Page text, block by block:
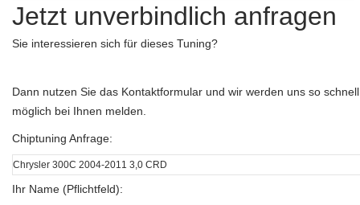
Jetzt unverbindlich anfragen
Sie interessieren sich für dieses Tuning?
Dann nutzen Sie das Kontaktformular und wir werden uns so
möglich bei Ihnen melden.
Chiptuning Anfrage:
Ihr Name (Pflichtfeld):